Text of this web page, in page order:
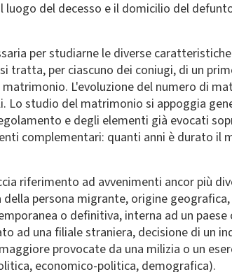
del decesso e il domicilio del
per studiarne le diverse
tratta, per ciascuno dei coniugi, di un
L'evoluzione del numero di
studio del matrimonio si appoggia
e degli elementi già evocati
complementari: quanti anni è durato il
riferimento ad avvenimenti ancor più
persona migrante, origine
o definitiva, interna ad un
ad una filiale straniera, decisione di un
provocate da una milizia o un
economico-politica, demografica).